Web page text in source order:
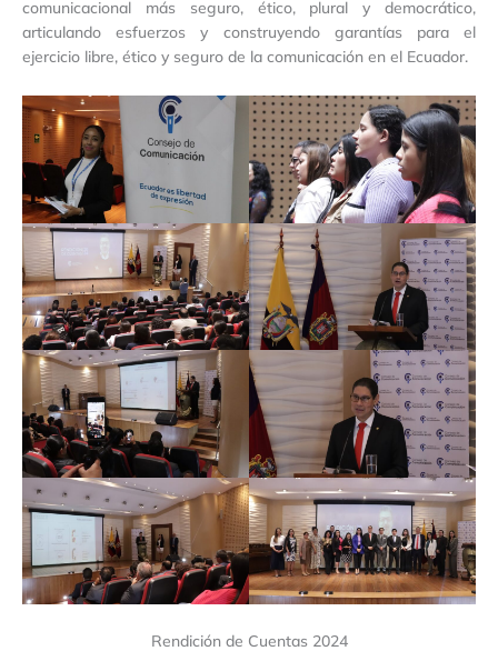
comunicacional más seguro, ético, plural y democrático,
articulando esfuerzos y construyendo garantías para el
ejercicio libre, ético y seguro de la comunicación en el Ecuador.
Rendición de Cuentas 2024